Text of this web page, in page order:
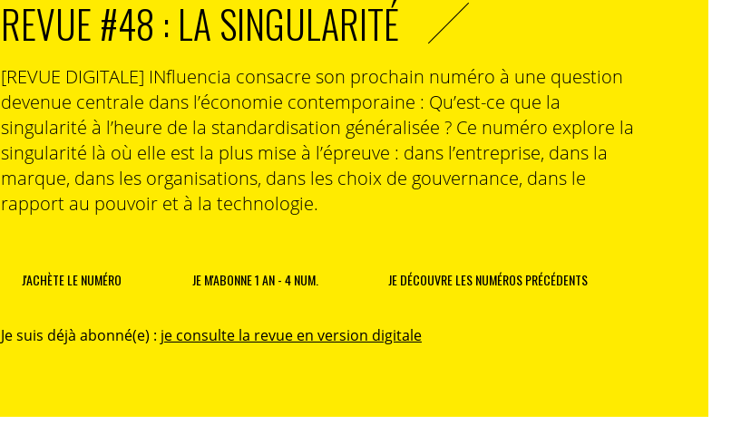
REVUE #48 : LA SINGULARITÉ
[REVUE DIGITALE] INfluencia consacre son prochain numéro à une question
devenue centrale dans l’économie contemporaine : Qu’est-ce que la
singularité à l’heure de la standardisation généralisée ? Ce numéro explore la
singularité là où elle est la plus mise à l’épreuve : dans l’entreprise, dans la
marque, dans les organisations, dans les choix de gouvernance, dans le
rapport au pouvoir et à la technologie.
J'ACHÈTE LE NUMÉRO JE M'ABONNE 1 AN - 4 NUM. JE DÉCOUVRE LES NUMÉROS PRÉCÉDENTS
Je suis déjà abonné(e) : je consulte la revue en version digitale